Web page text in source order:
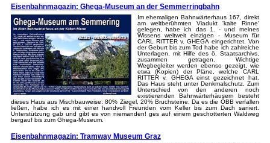
Eisenbahnmagazin: Ghega-Museum an der Semmerringbahn
Im ehemaligen Bahnwärterhaus 167, direkt
am weltberühmten Viadukt 'kalte Rinne'
gelegen, habe ich das 1. - und meines
Wissens weltweit einzigen - Museum für
CARL RITTER v. GHEGA eingerichtet. Von
der Geburt bis zum Tod habe ich zahlreiche
Unterlagen, mit Hilfe des ö. Staatsarchivs,
zusammen getragen. Wichtige
Wegbegleiter werden ebenso gezeigt, wie
etwa (Kopien) der Pläne, welche CARL
RITTER v. GHEGA einst gezeichnet hat.
Das Haus steht unter Denkmalschutz. Zum
Unterschied von den anderen noch
existierenden Bahnwärterhäusern besteht
dieses Haus aus Mischbauweise: 80% Ziegel, 20% Bruchsteine. Da es die ÖBB verfallen
ließen, habe ich es mit einer handvoll Freunden vom Keller bis zum Dach saniert.
Unterstützung gab und gibt es von niemanden! ges auf einem geschotterten Waldweg
bergauf bis zum Ghega-Museum.
Eisenbahnmagazin: Tramway Museum Graz